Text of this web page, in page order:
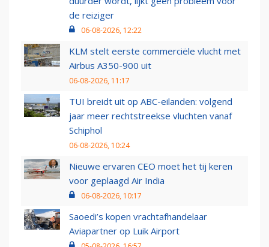
de reiziger
06-08-2026, 12:22
KLM stelt eerste commerciële vlucht met
Airbus A350-900 uit
06-08-2026, 11:17
TUI breidt uit op ABC-eilanden: volgend
jaar meer rechtstreekse vluchten vanaf
Schiphol
06-08-2026, 10:24
Nieuwe ervaren CEO moet het tij keren
voor geplaagd Air India
06-08-2026, 10:17
Saoedi’s kopen vrachtafhandelaar
Aviapartner op Luik Airport